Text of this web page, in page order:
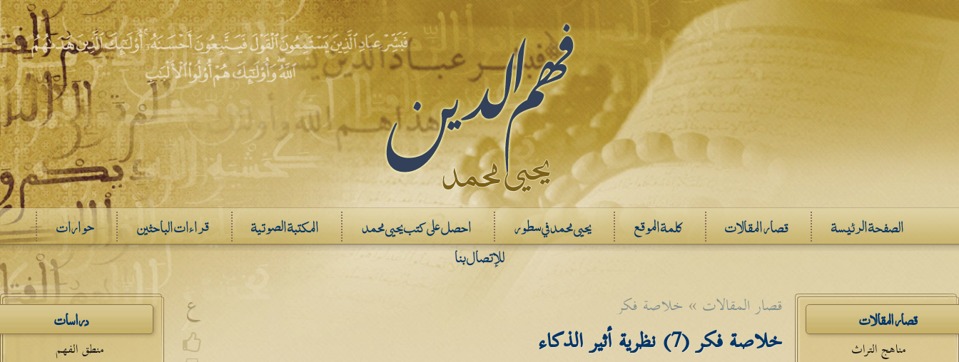
الصفحة الرئيسة قصار المقالات كلمة الموقع يحيى محمد في سطور احصل على كتب يحيى محمد المكتبة الصوتية قراءات الباحثين
حوارات
للإتصال بنا
دراسات
منطق الفهم
ع قصار المقالات » خلاصة فكر
خلاصة فكر (7) نظرية أثير الذكاء
قصار المقالات
مناهج التراث